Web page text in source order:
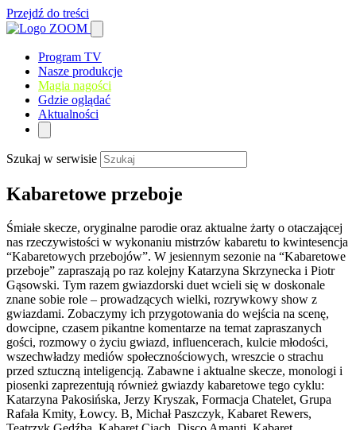
Przejdź do treści
Program TV
Nasze produkcje
Magia nagości
Gdzie oglądać
Aktualności
Szukaj w serwisie
Kabaretowe przeboje
Śmiałe skecze, oryginalne parodie oraz aktualne żarty o otaczającej
nas rzeczywistości w wykonaniu mistrzów kabaretu to kwintesencja
“Kabaretowych przebojów”. W jesiennym sezonie na “Kabaretowe
przeboje” zapraszają po raz kolejny Katarzyna Skrzynecka i Piotr
Gąsowski. Tym razem gwiazdorski duet wcieli się w doskonale
znane sobie role – prowadzących wielki, rozrywkowy show z
gwiazdami. Zobaczymy ich przygotowania do wejścia na scenę,
dowcipne, czasem pikantne komentarze na temat zapraszanych
gości, rozmowy o życiu gwiazd, influencerach, kulcie młodości,
wszechwładzy mediów społecznościowych, wreszcie o strachu
przed sztuczną inteligencją. Zabawne i aktualne skecze, monologi i
piosenki zaprezentują również gwiazdy kabaretowe tego cyklu:
Katarzyna Pakosińska, Jerzy Kryszak, Formacja Chatelet, Grupa
Rafała Kmity, Łowcy. B, Michał Paszczyk, Kabaret Rewers,